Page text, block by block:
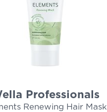
Professionals
Renewing Hair Mask